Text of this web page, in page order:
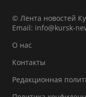
© Лента новостей
Email: info@kursk-
О нас
Контакты
Редакционная